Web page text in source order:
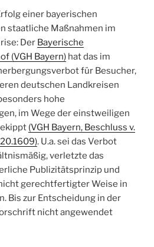
einer bayerischen
staatliche Maßnahmen im
Der Bayerische
(VGH Bayern) hat das im
für Besucher,
deutschen Landkreisen
hohe
im Wege der einstweiligen
(VGH Bayern, Beschluss v.
. U.a. sei das Verbot
verletzte das
Publizitätsprinzip und
gerechtfertigter Weise in
Bis zur Entscheidung in der
nicht angewendet